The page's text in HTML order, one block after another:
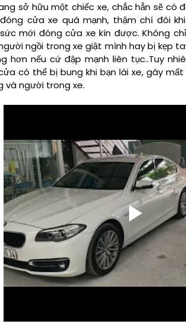
sở hữu một chiếc xe, chắc hẳn sẽ có
cửa xe quá mạnh, thậm chí đôi
mới đóng cửa xe kín được. Không
ngồi trong xe giật mình hay bị kẹp
hơn nếu cứ đập mạnh liên tục..Tuy
có thể bị bung khi bạn lái xe, gây
và người trong xe.